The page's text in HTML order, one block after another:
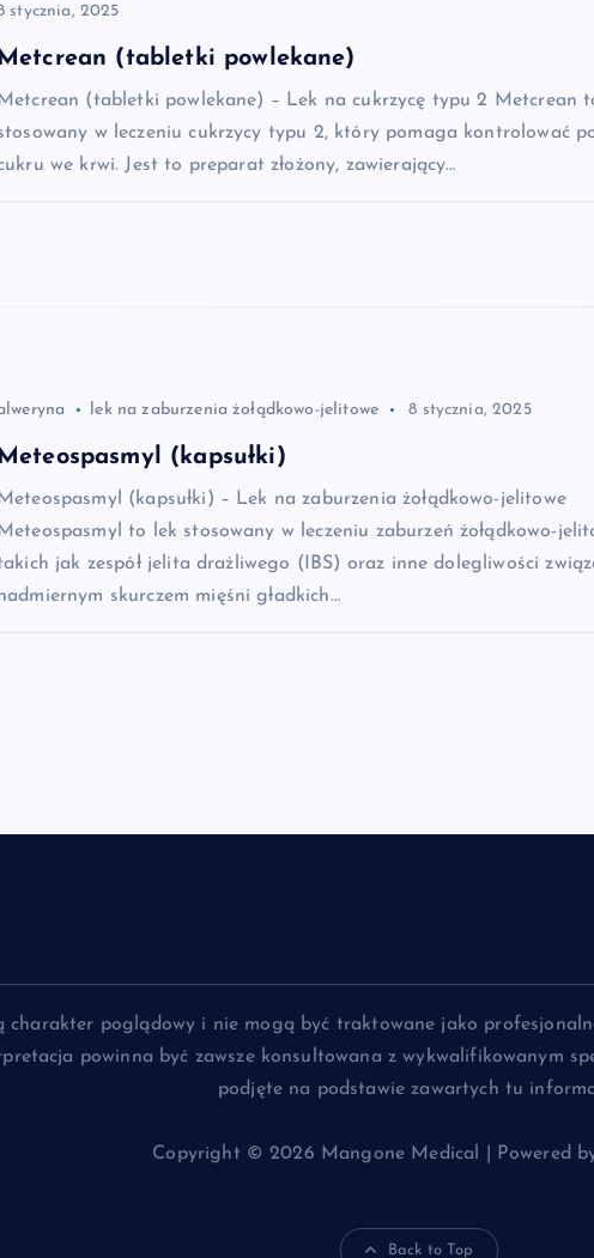
stycznia, 2025
Metcrean (tabletki powlekane)
Metcrean (tabletki powlekane) – Lek na cukrzycę typu 2 Metcrean
w leczeniu cukrzycy typu 2, który pomaga kontrolować
we krwi. Jest to preparat złożony, zawierający…
lek na zaburzenia żołądkowo-jelitowe 8 stycznia, 2025
(kapsułki)
(kapsułki) – Lek na zaburzenia żołądkowo-jelitowe
to lek stosowany w leczeniu zaburzeń żołądkowo-
jak zespół jelita drażliwego (IBS) oraz inne dolegliwości
skurczem mięśni gładkich…
charakter poglądowy i nie mogą być traktowane jako
powinna być zawsze konsultowana z wykwalifikowanym
podjęte na podstawie zawartych tu
Copyright © 2026 Mangone Medical | Powered
Back to Top